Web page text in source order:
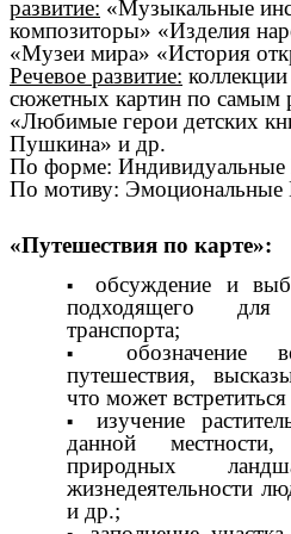
развитие: «Музыкальные
композиторы» «Изделия
«Музеи мира» «История
Речевое развитие:
сюжетных картин по самым
«Любимые герои детских
Пушкина» и др.
По форме: Индивидуальные
По мотиву: Эмоциональные
«Путешествия по карте»:
обсуждение и
подходящего
транспорта;
обозначение
путешествия,
что может
изучение
данной
природных
жизнедеятельности
и др.;